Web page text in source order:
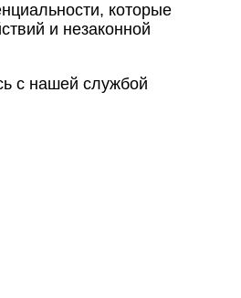
которые
и незаконной
с нашей службой